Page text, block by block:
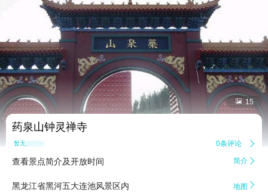
 15
药泉山钟灵禅寺
暂无点评 0条评论 
查看景点简介及开放时间 简介 
黑龙江省黑河五大连池风景区内 地图 